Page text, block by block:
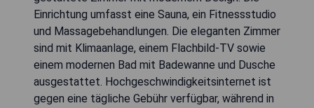
Einrichtung umfasst eine Sauna, ein Fitnessstudio
und Massagebehandlungen. Die eleganten Zimmer
sind mit Klimaanlage, einem Flachbild-TV sowie
einem modernen Bad mit Badewanne und Dusche
ausgestattet. Hochgeschwindigkeitsinternet ist
gegen eine tägliche Gebühr verfügbar, während in